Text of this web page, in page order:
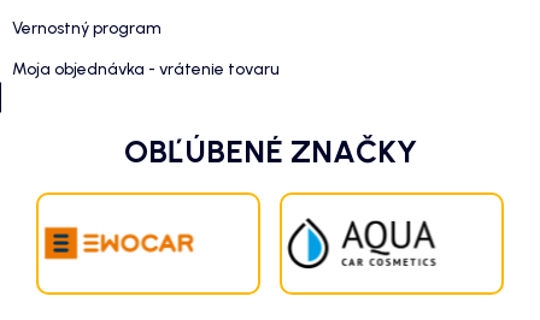
Vernostný program
Moja objednávka - vrátenie tovaru
OBĽÚBENÉ ZNAČKY